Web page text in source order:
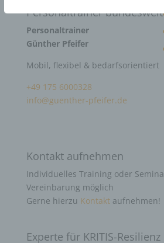
Personaltrainer bundesweit
Personaltrainer
Günther Pfeifer
Mobil, flexibel & bedarfsorientiert
+49 175 6000328
info@guenther-pfeifer.de
Kontakt aufnehmen
Individuelles Training oder
Vereinbarung möglich
Gerne hierzu Kontaktaufnehmen!
Experte für KRITIS-